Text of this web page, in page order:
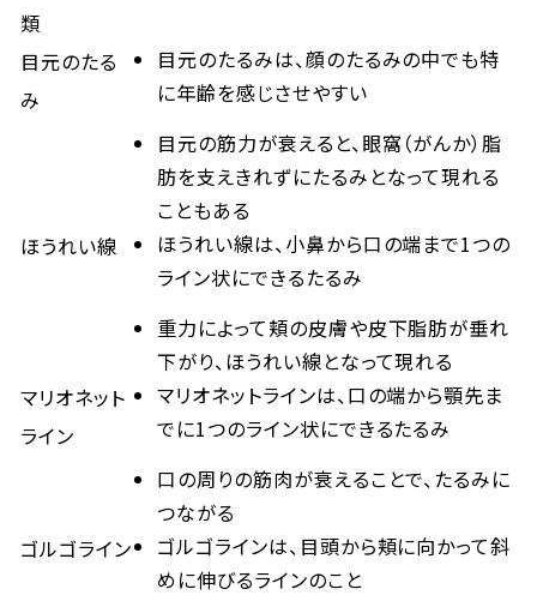
類
目元のたる
み
目元のたるみは、顔のたるみの中でも特
に年齢を感じさせやすい
目元の筋力が衰えると、眼窩（がんか）脂
肪を支えきれずにたるみとなって現れる
こともある
ほうれい線
ほうれい線は、小鼻から口の端まで1つの
ライン状にできるたるみ
重力によって頬の皮膚や皮下脂肪が垂れ
下がり、ほうれい線となって現れる
マリオネット
ライン
マリオネットラインは、口の端から顎先ま
でに1つのライン状にできるたるみ
口の周りの筋肉が衰えることで、たるみに
つながる
ゴルゴライン
ゴルゴラインは、目頭から頬に向かって斜
めに伸びるラインのこと